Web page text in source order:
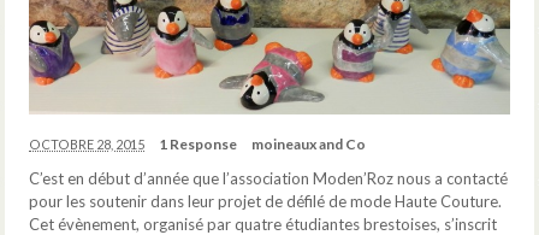
OCTOBRE 28, 2015 1 Response moineaux and Co
C’est en début d’année que l’association Moden’Roz nous a contacté
pour les soutenir dans leur projet de défilé de mode Haute Couture.
Cet évènement, organisé par quatre étudiantes brestoises, s’inscrit